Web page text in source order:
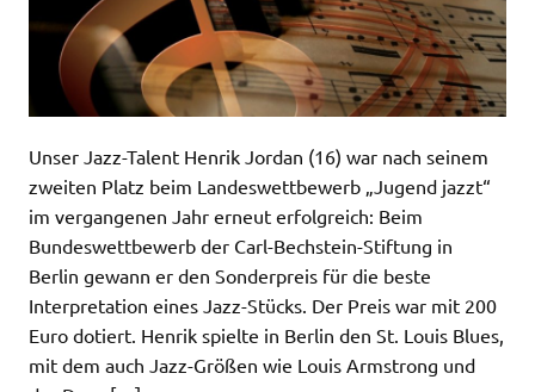
Hacklink
satın al
panel
panel
panel
panel
panel
panel
panel
panel
panel
panel
panel
Unser Jazz-Talent Henrik Jordan (16) war nach seinem
zweiten Platz beim Landeswettbewerb „Jugend jazzt“
im vergangenen Jahr erneut erfolgreich: Beim
Bundeswettbewerb der Carl-Bechstein-Stiftung in
Berlin gewann er den Sonderpreis für die beste
Interpretation eines Jazz-Stücks. Der Preis war mit 200
Euro dotiert. Henrik spielte in Berlin den St. Louis Blues,
mit dem auch Jazz-Größen wie Louis Armstrong und